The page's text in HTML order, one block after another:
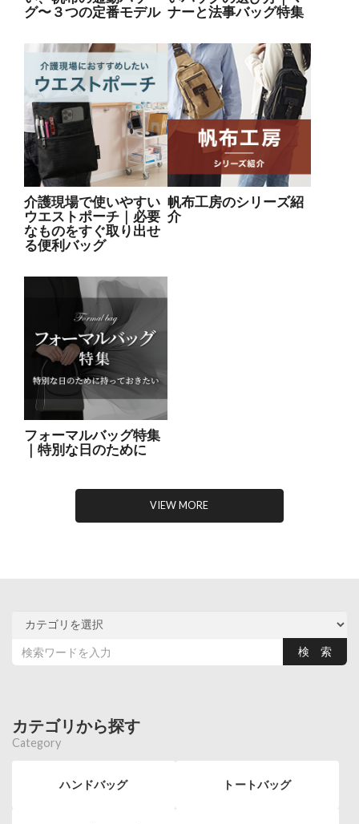
グ〜３つの定番モデル ナーと法事バッグ特集
介護現場で使いやすい
ウエストポーチ｜必要
なものをすぐ取り出せ
る便利バッグ
帆布工房のシリーズ紹
介
フォーマルバッグ特集
｜特別な日のために
VIEW MORE
カテゴリから探す
Category
ハンドバッグ トートバッグ